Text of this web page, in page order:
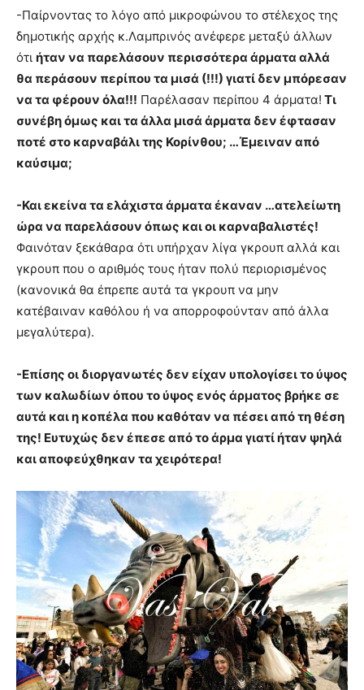
-Παίρνοντας το λόγο από μικροφώνου το στέλεχος της
δημοτικής αρχής κ.Λαμπρινός ανέφερε μεταξύ άλλων
ότι ήταν να παρελάσουν περισσότερα άρματα αλλά
θα περάσουν περίπου τα μισά (!!!) γιατί δεν μπόρεσαν
να τα φέρουν όλα!!! Παρέλασαν περίπου 4 άρματα! Τι
συνέβη όμως και τα άλλα μισά άρματα δεν έφτασαν
ποτέ στο καρναβάλι της Κορίνθου; …Έμειναν από
καύσιμα;
-Και εκείνα τα ελάχιστα άρματα έκαναν …ατελείωτη
ώρα να παρελάσουν όπως και οι καρναβαλιστές!
Φαινόταν ξεκάθαρα ότι υπήρχαν λίγα γκρουπ αλλά και
γκρουπ που ο αριθμός τους ήταν πολύ περιορισμένος
(κανονικά θα έπρεπε αυτά τα γκρουπ να μην
κατέβαιναν καθόλου ή να απορροφούνταν από άλλα
μεγαλύτερα).
-Επίσης οι διοργανωτές δεν είχαν υπολογίσει το ύψος
των καλωδίων όπου το ύψος ενός άρματος βρήκε σε
αυτά και η κοπέλα που καθόταν να πέσει από τη θέση
της! Ευτυχώς δεν έπεσε από το άρμα γιατί ήταν ψηλά
και αποφεύχθηκαν τα χειρότερα!